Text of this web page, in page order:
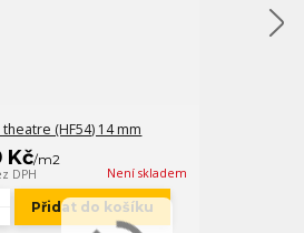
theatre (HF54) 14 mm
Kč/m2
DPH Není skladem
Přidat do košíku